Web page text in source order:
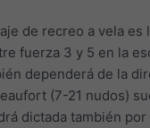
de recreo a vela
fuerza 3 y 5 en la
dependerá de la
(7-21 nudos)
dictada también